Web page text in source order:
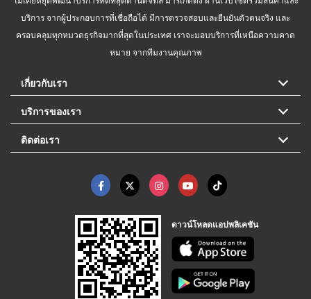
บริการ จากผู้ประกอบการที่เชื่อถือได้ มีการตรวจสอบและยืนยันตัวตนจริง และ
ครอบคลุมทุกหมวดธุรกิจมากที่สุดในประเทศ เราจะมอบบริการที่เหนือความคาด
หมาย จากทีมงานคุณภาพ
เกี่ยวกับเรา
บริการของเรา
ติดต่อเรา
ดาวน์โหลดแอปพลิเคชัน